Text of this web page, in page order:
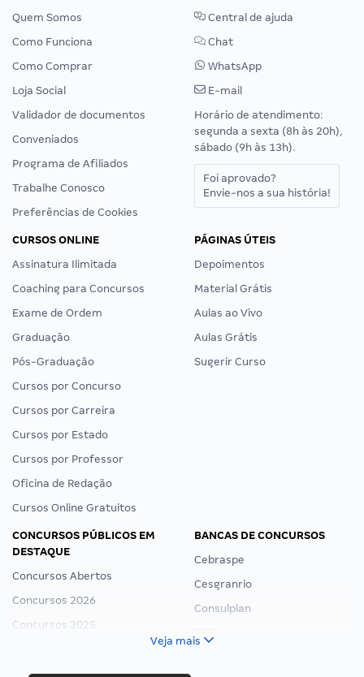
Quem Somos
Como Funciona
Como Comprar
Loja Social
Validador de documentos
Conveniados
Programa de Afiliados
Trabalhe Conosco
Preferências de Cookies
Central de ajuda
Chat
WhatsApp
E-mail
Horário de atendimento:
segunda a sexta (8h às 20h),
sábado (9h às 13h).
Foi aprovado?
Envie-nos a sua história!
CURSOS ONLINE
Assinatura Ilimitada
Coaching para Concursos
Exame de Ordem
Graduação
Pós-Graduação
Cursos por Concurso
Cursos por Carreira
Cursos por Estado
Cursos por Professor
Oficina de Redação
Cursos Online Gratuitos
PÁGINAS ÚTEIS
Depoimentos
Material Grátis
Aulas ao Vivo
Aulas Grátis
Sugerir Curso
CONCURSOS PÚBLICOS EM
DESTAQUE
Concursos Abertos
Concursos 2026
Concursos 2025
Concurso Nacional Unificado
Concurso Ibama
BANCAS DE CONCURSOS
Cebraspe
Cesgranrio
Consulplan
Veja mais